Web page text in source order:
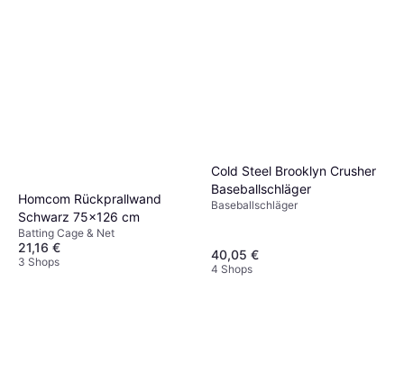
Homcom Rückprallwand
Schwarz 75x126 cm
Batting Cage & Net
21,16 €
3 Shops
Cold Steel Brooklyn Crusher
Baseballschläger
Baseballschläger
40,05 €
4 Shops